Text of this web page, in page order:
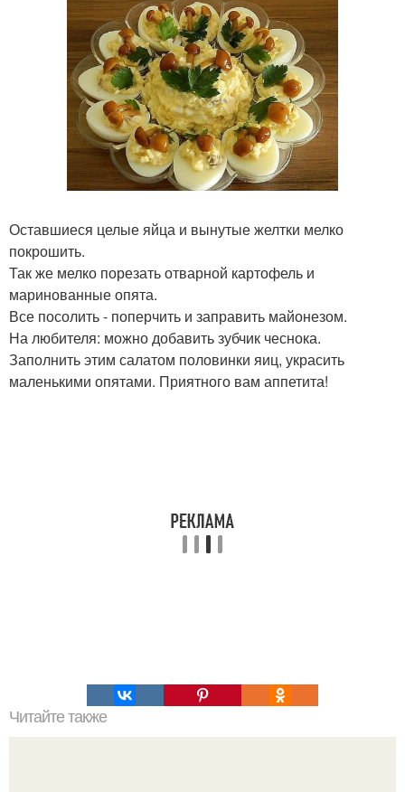
Оставшиеся целые яйца и вынутые желтки мелко
покрошить.
Так же мелко порезать отварной картофель и
маринованные опята.
Все посолить - поперчить и заправить майонезом.
На любителя: можно добавить зубчик чеснока.
Заполнить этим салатом половинки яиц, украсить
маленькими опятами. Приятного вам аппетита!
Читайте также